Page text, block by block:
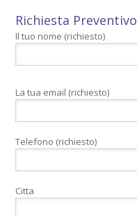
Richiesta Preventivo
Il tuo nome (richiesto)
La tua email (richiesto)
Telefono (richiesto)
Citta